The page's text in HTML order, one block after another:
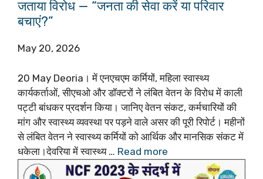
जताया विरोध — “जनता की सेवा करें या परिवार
बचाएं?”
May 20, 2026
20 May Deoria। में एनएचएम कर्मियों, महिला स्वास्थ्य
कार्यकर्ताओं, सीएचओ और डॉक्टरों ने लंबित वेतन के विरोध में काली
पट्टी बांधकर प्रदर्शन किया। जानिए वेतन संकट, कर्मचारियों की
मांग और स्वास्थ्य व्यवस्था पर पड़ने वाले असर की पूरी रिपोर्ट। महीनों
से लंबित वेतन ने स्वास्थ्य कर्मियों को आर्थिक और मानसिक संकट में
धकेला।देवरिया में स्वास्थ्य … Read more